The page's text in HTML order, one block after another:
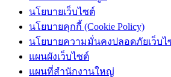
นโยบายเว็บไซต์
นโยบายคุกกี้ (Cookie Policy)
นโยบายความมั่นคงปลอดภัยเว็บไ
แผนผังเว็บไซต์
แผนที่สำนักงานใหญ่